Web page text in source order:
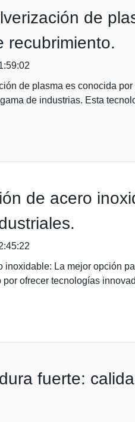
de
recubrimiento.
de plasma es conocida
de industrias. Esta
de acero
inoxidable: La mejor opción
ofrecer tecnologías
fuerte: